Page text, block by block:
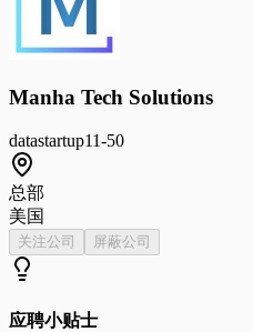
Manha Tech Solutions
datastartup11-50
总部
美国
关注公司 屏蔽公司
应聘小贴士